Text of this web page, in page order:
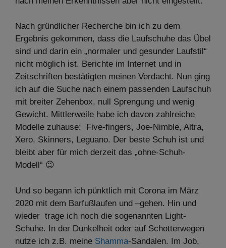
Nach gründlicher Recherche bin ich zu dem
Ergebnis gekommen, dass die Laufschuhe das Übel
sind und darin ein „normaler und gesunder Laufstil“
nicht möglich ist. Berichte im Internet und in
Zeitschriften bestätigten meinen Verdacht. Nun ging
ich auf die Suche nach einem passenden Laufschuh
mit breiter Zehenbox, null Sprengung und wenig
Gewicht. Mittlerweile habe ich davon zahlreiche
Modelle zuhause: Five-fingers, Joe-Nimble, Altra,
Xero, Skinners, Leguano. Der beste Schuh ist und
bleibt aber für mich derzeit das „ohne-Schuh-
Modell“ 😉
Und so begann ich pünktlich mit Corona im März
2020 mit dem Barfußlaufen und –gehen. Hin und
wieder trage ich noch die sogenannten Light-
Schuhe. In der Dunkelheit oder auf Schotterwegen
nutze ich z.B. meine Shamma-Sandalen. Im Job,